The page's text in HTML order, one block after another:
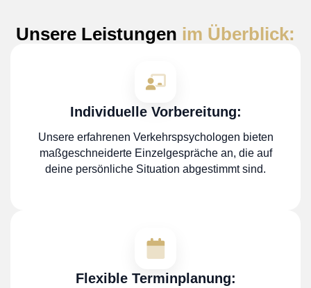
Unsere Leistungen im Überblick:
Individuelle Vorbereitung:
Unsere erfahrenen Verkehrspsychologen bieten
maßgeschneiderte Einzelgespräche an, die auf
deine persönliche Situation abgestimmt sind.
Flexible Terminplanung: